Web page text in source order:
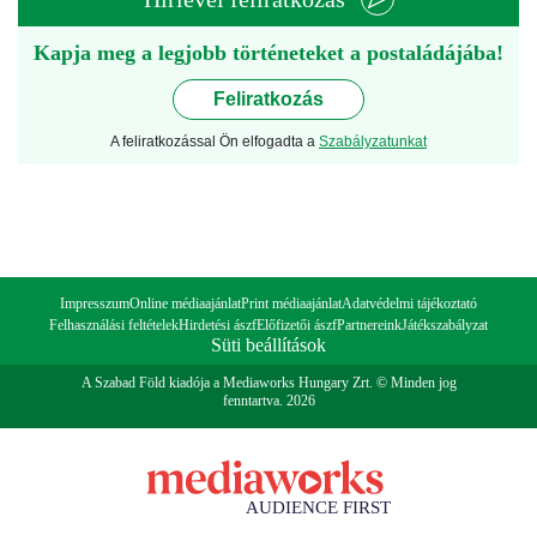
Kapja meg a legjobb történeteket a postaládájába!
Feliratkozás
A feliratkozással Ön elfogadta a Szabályzatunkat
ImpresszumOnline médiaajánlatPrint médiaajánlatAdatvédelmi tájékoztató
Felhasználási feltételekHirdetési ászfElőfizetői ászfPartnereinkJátékszabályzat
Süti beállítások
A Szabad Föld kiadója a Mediaworks Hungary Zrt. © Minden jog
fenntartva. 2026